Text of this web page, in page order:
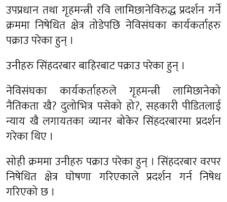
उपप्रधान तथा गृहमन्त्री रवि लामिछानेविरुद्ध प्रदर्शन गर्ने
क्रममा निषेधित क्षेत्र तोडेपछि नेविसंघका कार्यकर्ताहरु
पक्राउ परेका हुन् ।
उनीहरु सिंहदरबार बाहिरबाट पक्राउ परेका हुन् ।
नेविसंघका कार्यकर्ताहरुले गृहमन्त्री लामिछानेको
नैतिकता खै? दुलोभित्र पसेको हो?, सहकारी पीडितलाई
न्याय खै लगायतका व्यानर बोकेर सिंहदरबारमा प्रदर्शन
गरेका थिए ।
सोही क्रममा उनीहरु पक्राउ परेका हुन् । सिंहदरबार वरपर
निषेधित क्षेत्र घाेषणा गरिएकाले प्रदर्शन गर्न निषेध
गरिएको छ ।